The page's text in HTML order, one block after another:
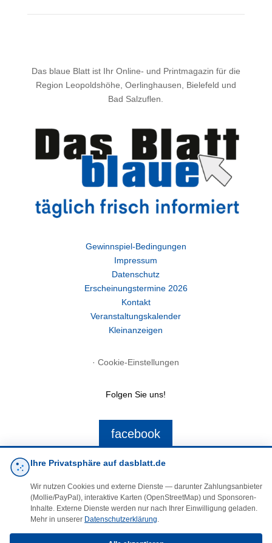
Das blaue Blatt ist Ihr Online- und Printmagazin für die
Region Leopoldshöhe, Oerlinghausen, Bielefeld und
Bad Salzuflen.
Gewinnspiel-Bedingungen
Impressum
Datenschutz
Erscheinungstermine 2026
Kontakt
Veranstaltungskalender
Kleinanzeigen
·Cookie-Einstellungen
Folgen Sie uns!
facebook
Ihre Privatsphäre auf dasblatt.de
Wir nutzen Cookies und externe Dienste — darunter Zahlungsanbieter
(Mollie/PayPal), interaktive Karten (OpenStreetMap) und Sponsoren-
Inhalte. Externe Dienste werden nur nach Ihrer Einwilligung geladen.
Mehr in unserer Datenschutzerklärung.